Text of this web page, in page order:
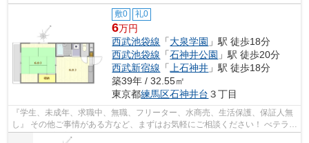
敷0 礼0
6万円
西武池袋線 「大泉学園 」駅 徒歩18分
西武池袋線 「石神井公園 」駅 徒歩20分
西武新宿線 「上石神井 」駅 徒歩18分
築39年 / 32.55㎡
東京都練馬区石神井台 ３丁目
『学生、未成年、求職中、無職、フリーター、水商売、生活保護、保証人無
し』 その他ご事情がある方など、まずはお気軽にご相談ください！ べテラン
スタッフが対応致しますのでご希望...